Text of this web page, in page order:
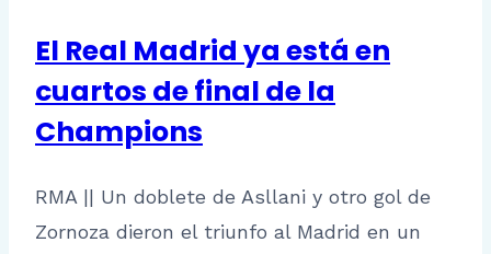
El Real Madrid ya está en
cuartos de final de la
Champions
RMA || Un doblete de Asllani y otro gol de
Zornoza dieron el triunfo al Madrid en un